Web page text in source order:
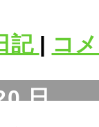
記 | コ
日